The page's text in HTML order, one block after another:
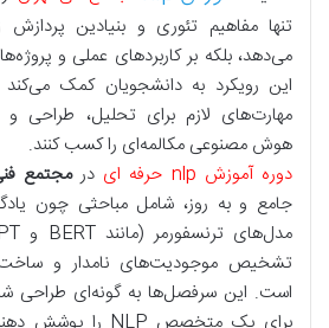
تنها مفاهیم تئوری و بنیادین
می‌دهد، بلکه بر کاربردهای عملی و
این رویکرد به دانشجویان کمک
مهارت‌های لازم برای تحلیل، طراحی
هوش مصنوعی مکالمه‌ای را کسب کنند.
دوره آموزش nlp حرفه ای
درمجتمع
تشخیص موجودیت‌های نامدار و
است. این سرفصل‌ها به گونه‌ای طراحی